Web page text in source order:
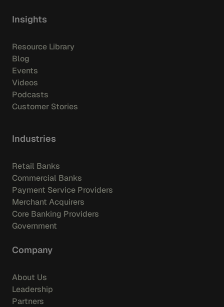
Insights
Resource Library
Blog
Events
Videos
Podcasts
Customer Stories
Industries
Retail Banks
Commercial Banks
Payment Service Providers
Merchant Acquirers
Core Banking Providers
Government
Company
About Us
Leadership
Partners